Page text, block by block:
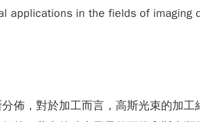
applications in the fields of imaging
佈，對於加工而言，高斯光束的加